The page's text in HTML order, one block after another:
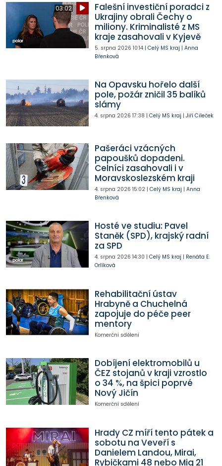
03:02
Falešní investiční poradci z
Ukrajiny obrali Čechy o
miliony. Kriminalisté z MS
kraje zasahovali v Kyjevě
5. srpna 2026 10:14| Celý MS kraj | Anna
Břenková
Na Opavsku hořelo další
pole, požár zničil 35 balíků
slámy
4. srpna 2026 17:38 | Celý MS kraj | Jiří Cileček
Pašeráci vzácných
papoušků dopadeni.
Celníci zasahovali i v
Moravskoslezském kraji
4. srpna 2026 15:02| Celý MS kraj | Anna
Břenková
Hosté ve studiu: Pavel
Staněk (SPD), krajský radní
za SPD
4. srpna 2026 14:30 | Celý MS kraj | Renáta E.
Orlíková
Rehabilitační ústav
Hrabyně a Chuchelná
zapojuje do péče peer
mentory
Komerční sdělení
Dobíjení elektromobilů u
ČEZ stojanů v kraji vzrostlo
o 34 %, na špici poprvé
Nový Jičín
Komerční sdělení
Hrady CZ míří tento pátek a
sobotu na Veveří s
Danielem Landou, Mirai,
Rybičkami 48 nebo Mig 21